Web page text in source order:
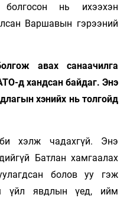
нь ихээ­хэн
Вар­шавын гэрээний
авах санаачилга
д хандсан байдаг. Энэ
хэнийх нь толгойд
хэлж чадахгүй. Энэ
Батлан хамгаалах
болов уу гэж
үйл явдлын үед, ийм